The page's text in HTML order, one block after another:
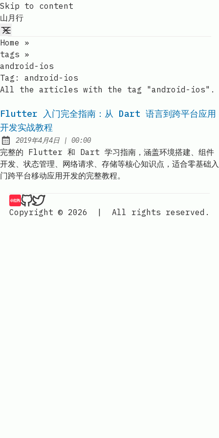
Skip to content
山月行
Home
»
tags »
android-ios
Tag: android-ios
All the articles with the tag "android-ios".
Flutter 入门完全指南：从 Dart 语言到跨平台应用
开发实战教程
Published:
2019年4月4日 | at
00:00
完整的 Flutter 和 Dart 学习指南，涵盖环境搭建、组件
开发、状态管理、网络请求、存储等核心知识点，适合零基础入
门跨平台移动应用开发的完整教程。
山月的琐碎博客记录 | 山月行 on 小红书
山月的琐碎博客记录 | 山月行 on Github
山月的琐碎博客记录 | 山月行 on Twitter
Copyright © 2026
| All rights reserved.